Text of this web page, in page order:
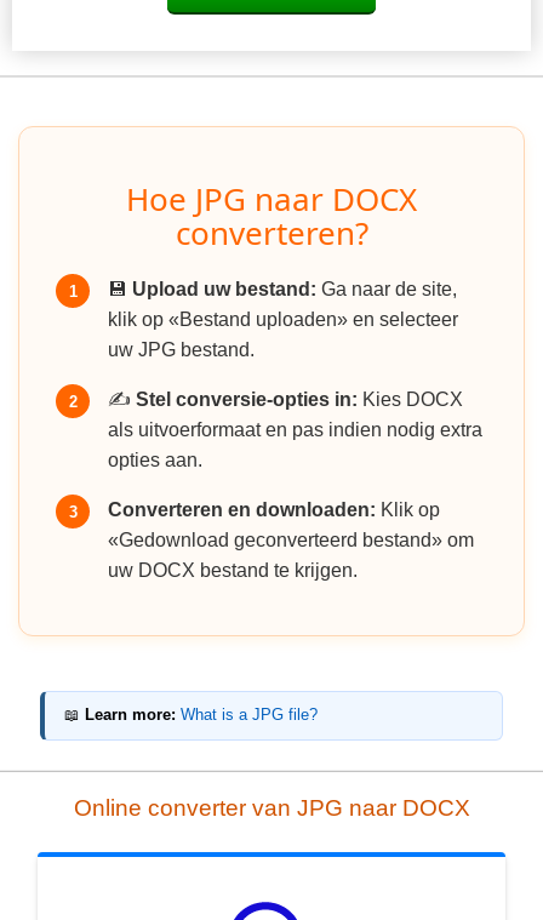
Hoe JPG naar DOCX
converteren?
1 💾 Upload uw bestand: Ga naar de site,
klik op «Bestand uploaden» en selecteer
uw JPG bestand.
2 ✍️ Stel conversie-opties in: Kies DOCX
als uitvoerformaat en pas indien nodig extra
opties aan.
3 Converteren en downloaden: Klik op
«Gedownload geconverteerd bestand» om
uw DOCX bestand te krijgen.
📖 Learn more: What is a JPG file?
Online converter van JPG naar DOCX